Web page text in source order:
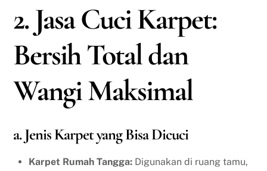
2. Jasa Cuci Karpet:
Bersih Total dan
Wangi Maksimal
a. Jenis Karpet yang Bisa Dicuci
Karpet Rumah Tangga: Digunakan di ruang tamu,